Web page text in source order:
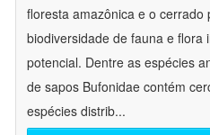
floresta amazônica e o cerrado
biodiversidade de fauna e flora
potencial. Dentre as espécies
de sapos Bufonidae contém
espécies distrib...